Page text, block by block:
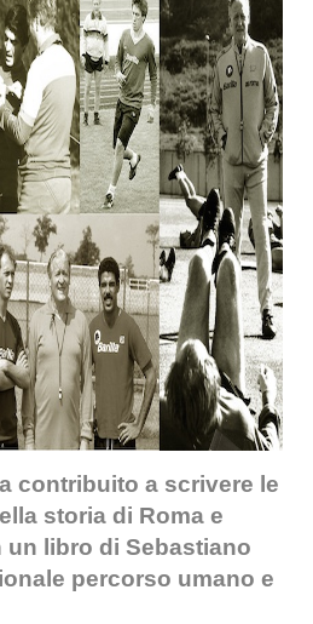
contribuito a scrivere le
storia di Roma e
un libro di Sebastiano
percorso umano e